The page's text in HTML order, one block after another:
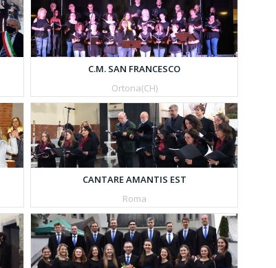
C.M. SAN FRANCESCO
Ortona(CH)
CANTARE AMANTIS EST
Roma